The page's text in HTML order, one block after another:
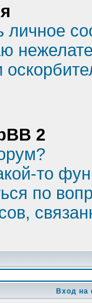
личное
2
то
по
Вход на